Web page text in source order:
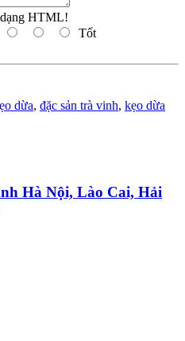
HTML!
Tốt
dừa, đặc sản trà vinh, kẹo dừa
Hà Nội, Lào Cai, Hải